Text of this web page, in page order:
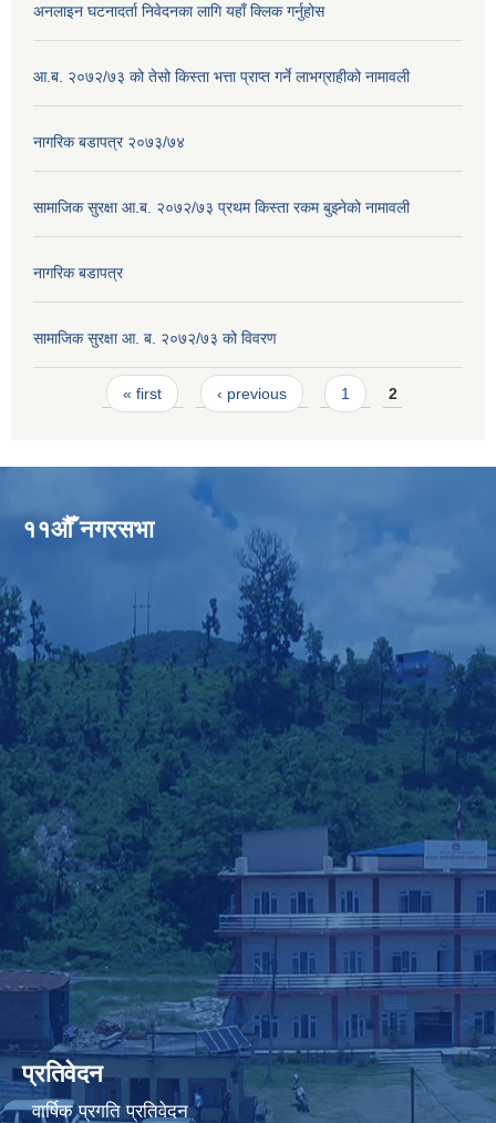
अनलाइन घटनादर्ता निवेदनका लागि यहाँ क्लिक गर्नुहोस
आ.ब. २०७२/७३ को तेसो किस्ता भत्ता प्राप्त गर्ने लाभग्राहीको नामावली
नागरिक बडापत्र २०७३/७४
सामाजिक सुरक्षा आ.ब. २०७२/७३ प्रथम किस्ता रकम बुझ्नेको नामावली
नागरिक बडापत्र
सामाजिक सुरक्षा आ. ब. २०७२/७३ को विवरण
Pages« first ‹ previous 1 2
११औँ नगरसभा
प्रतिवेदन
वार्षिक प्रगति प्रतिवेदन